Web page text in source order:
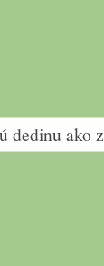
dedinu ako